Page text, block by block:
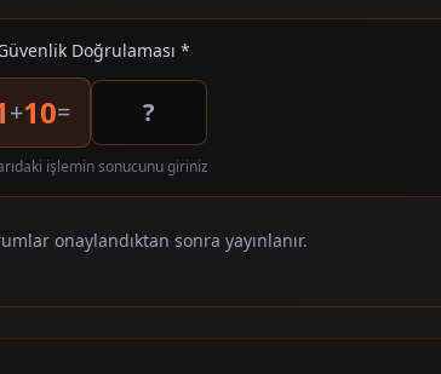
Doğrulaması *
+10=
işlemin sonucunu giriniz
onaylandıktan sonra yayınlanır.